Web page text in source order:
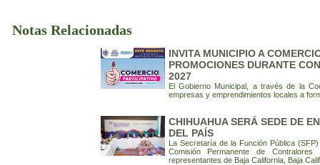
Notas Relacionadas
INVITA MUNICIPIO A
PROMOCIONES DURANTE
2027
El Gobierno Municipal, a través de la
empresas y emprendimientos locales a
CHIHUAHUA SERÁ SEDE DE
DEL PAÍS
La Secretaría de la Función Pública
Comisión Permanente de
representantes de Baja California, Baja